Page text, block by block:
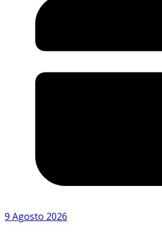
9 Agosto 2026